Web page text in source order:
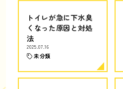
トイレが急に下水臭
くなった原因と対処
法
2025.07.16
未分類